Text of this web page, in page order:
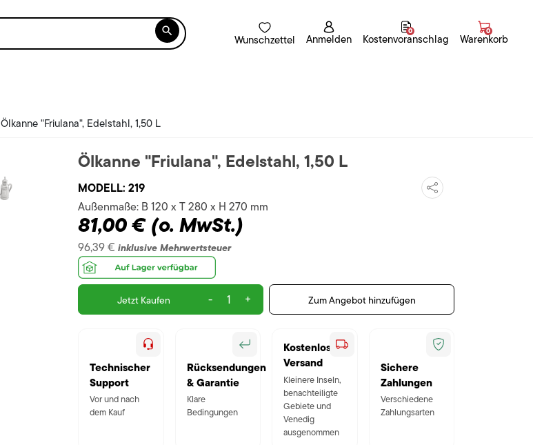

Wunschzettel Anmelden Kostenvoranschlag
0
Warenkorb
0
Ölkanne "Friulana", Edelstahl, 1,50 L
Ölkanne "Friulana", Edelstahl, 1,50 L
MODELL: 219
Außenmaße: B 120 x T 280 x H 270 mm
81,00 € (o. MwSt.)
96,39 € inklusive Mehrwertsteuer
Jetzt Kaufen - + Zum Angebot hinzufügen
Technischer
Support
Vor und nach
dem Kauf
Rücksendungen
& Garantie
Klare
Bedingungen
Kostenloser
Versand
Kleinere Inseln,
benachteiligte
Gebiete und
Venedig
ausgenommen
Sichere
Zahlungen
Verschiedene
Zahlungsarten